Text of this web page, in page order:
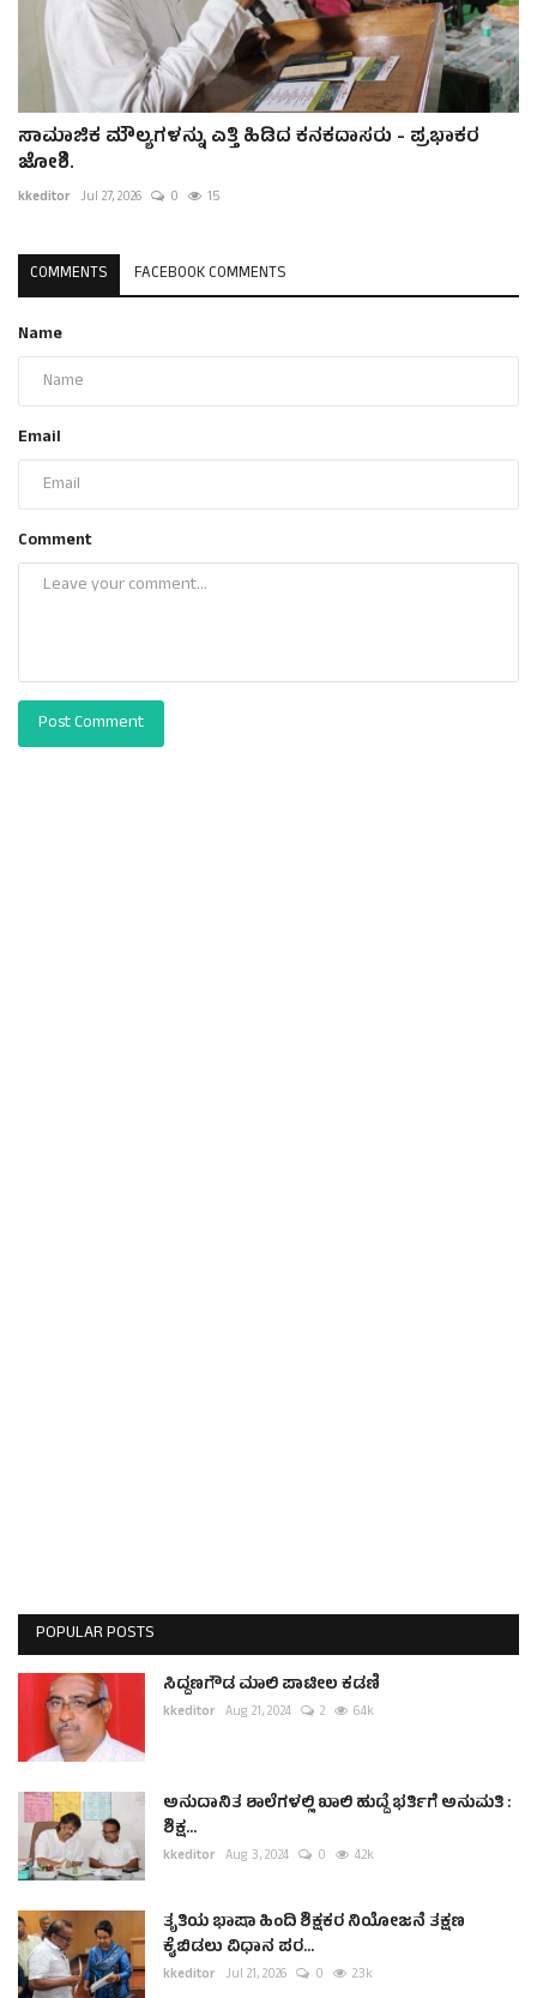
ಸಾಮಾಜಿಕ ಮೌಲ್ಯಗಳನ್ನು ಎತ್ತಿ ಹಿಡಿದ ಕನಕದಾಸರು - ಪ್ರಭಾಕರ
ಜೋಶಿ.
kkeditor Jul 27, 2026 0 15
COMMENTS FACEBOOK COMMENTS
Name
Email
Comment
Post Comment
POPULAR POSTS
ಸಿದ್ದಣಗೌಡ ಮಾಲಿ ಪಾಟೀಲ ಕಡಣಿ
kkeditor Aug 21, 2024 2 6.4k
ಅನುದಾನಿತ ಶಾಲೆಗಳಲ್ಲಿ ಖಾಲಿ ಹುದ್ದೆ ಭರ್ತಿಗೆ ಅನುಮತಿ :
ಶಿಕ್ಷ...
kkeditor Aug 3, 2024 0 4.2k
ತೃತಿಯ ಭಾಷಾ ಹಿಂದಿ ಶಿಕ್ಷಕರ ನಿಯೋಜನೆ ತಕ್ಷಣ
ಕೈಬಿಡಲು ವಿಧಾನ ಪರ...
kkeditor Jul 21, 2026 0 2.3k